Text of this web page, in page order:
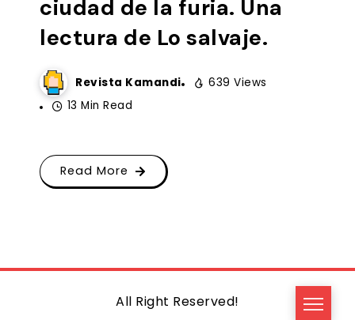
ciudad de la furia. Una
lectura de Lo salvaje.
Revista Kamandi
639 Views
13 Min Read
Read More
All Right Reserved!